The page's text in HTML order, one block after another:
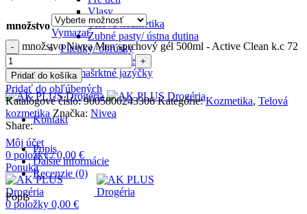
Vlasy
Telová kozmetika
Zubné pasty/ ústna dutina
Plienky/ obrúsky
Hygienické potreby
Pre mašrktné jazýčky
Kontakt
Môj účet
0 položky / 0,00 €
Ponuka
0položky 0,00 €
množstvo
Vymazať
množstvo Nivea Men sprchový gél 500ml - Active Clean k.c 72
Pridať do košíka
Pridať do obľúbených
Katalógové číslo:9005800243306Kategórie: Kozmetika, Telová
kozmetika Značka: Nivea
Share:
Popis
Ďalšie informácie
Recenzie (0)
Popis